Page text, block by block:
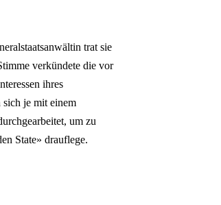
trat sie
verkündete die vor
ihres
sich je mit einem
um zu
State» drauflege.